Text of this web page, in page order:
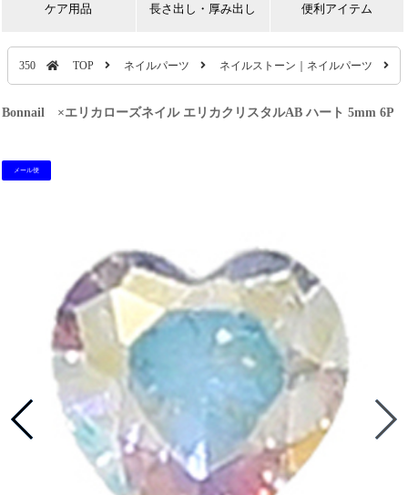
ケア用品 長さ出し・厚み出し 便利アイテム
350 TOP ネイルパーツ ネイルストーン｜ネイルパーツ
Bonnail ×エリカローズネイル エリカクリスタルAB ハート 5mm 6P
メール便